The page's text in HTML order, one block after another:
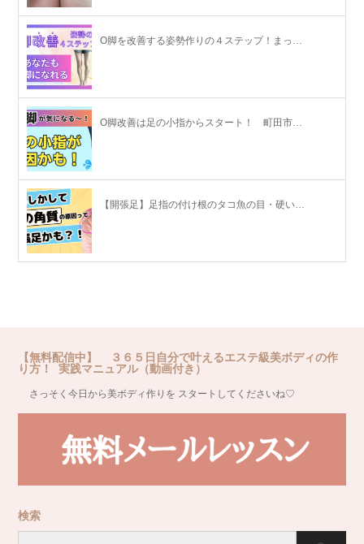
O脚を改善する姿勢作りの４ステップ！まっ…
O脚改善は足の小指からスタート！ 町田市…
【開張足】足指の付け根のタコ魚の目・硬い…
【無料配信中】 ３６５日自分で叶えるエステ級美ボディの作
り方！ 実践マニュアル（動画付き）
さっそく今日から美ボディ作りを スタートしてくださいね♡
検索